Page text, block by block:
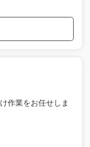
作業をお任せしま